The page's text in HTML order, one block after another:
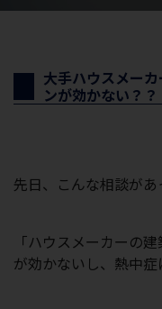
大手ハウスメー
ンが効かない？？
先日、こんな相談があ
「ハウスメーカーの
が効かないし、熱中